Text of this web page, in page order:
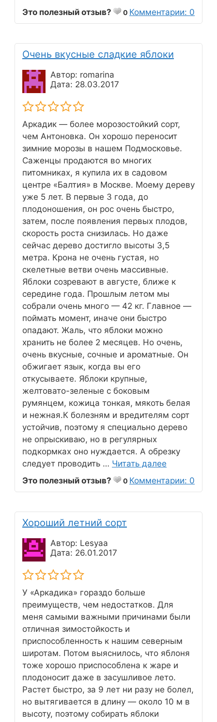
Это полезный отзыв?
0 Комментарии: 0
Очень вкусные сладкие яблоки
Автор: romarina
Дата: 28.03.2017
Аркадик — более морозостойкий сорт,
чем Антоновка. Он хорошо переносит
зимние морозы в нашем Подмосковье.
Саженцы продаются во многих
питомниках, я купила их в садовом
центре «Балтия» в Москве. Моему дереву
уже 5 лет. В первые 3 года, до
плодоношения, он рос очень быстро,
затем, после появления первых плодов,
скорость роста снизилась. Но даже
сейчас дерево достигло высоты 3,5
метра. Крона не очень густая, но
скелетные ветви очень массивные.
Яблоки созревают в августе, ближе к
середине года. Прошлым летом мы
собрали очень много — 42 кг. Главное —
поймать момент, иначе они быстро
опадают. Жаль, что яблоки можно
хранить не более 2 месяцев. Но очень,
очень вкусные, сочные и ароматные. Он
обжигает язык, когда вы его
откусываете. Яблоки крупные,
желтовато-зеленые с боковым
румянцем, кожица тонкая, мякоть белая
и нежная.К болезням и вредителям сорт
устойчив, поэтому я специально дерево
не опрыскиваю, но в регулярных
подкормках оно нуждается. А обрезку
следует проводить … Читать далее
Это полезный отзыв?
0 Комментарии: 0
Хороший летний сорт
Автор: Lesyaa
Дата: 26.01.2017
У «Аркадика» гораздо больше
преимуществ, чем недостатков. Для
меня самыми важными причинами были
отличная зимостойкость и
приспособленность к нашим северным
широтам. Потом выяснилось, что яблоня
тоже хорошо приспособлена к жаре и
плодоносит даже в засушливое лето.
Растет быстро, за 9 лет ни разу не болел,
но вытягивается в длину — около 10 м в
высоту, поэтому собирать яблоки